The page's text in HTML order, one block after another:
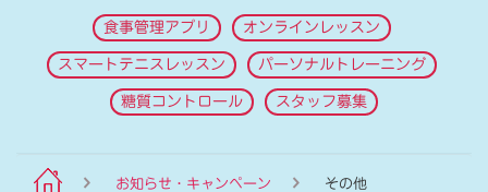
食事管理アプリ オンラインレッスン
スマートテニスレッスン パーソナルトレーニング
糖質コントロール スタッフ募集
お知らせ・キャンペーン その他